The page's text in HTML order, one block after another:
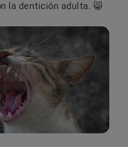
la dentición adulta. 😸